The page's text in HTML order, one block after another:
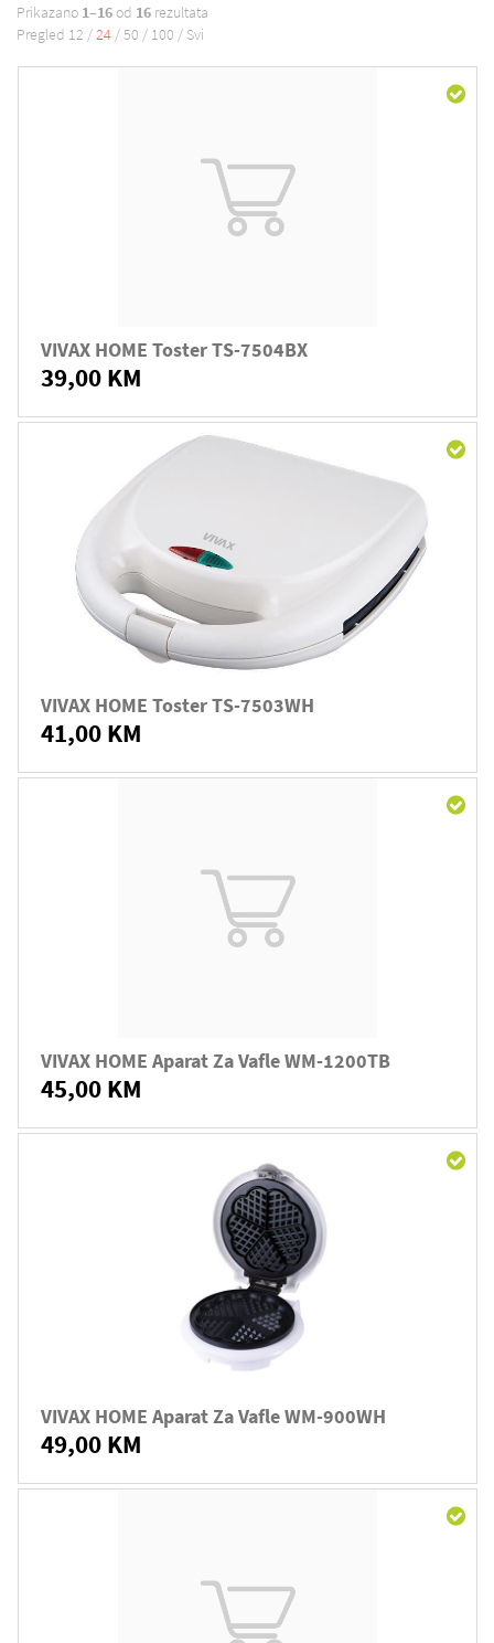
Prikazano 1–16 od 16 rezultata
Pregled 12 /24 /50 / 100 / Svi
VIVAX HOME Toster TS-7504BX
39,00 KM
VIVAX HOME Toster TS-7503WH
41,00 KM
VIVAX HOME Aparat Za Vafle WM-1200TB
45,00 KM
VIVAX HOME Aparat Za Vafle WM-900WH
49,00 KM